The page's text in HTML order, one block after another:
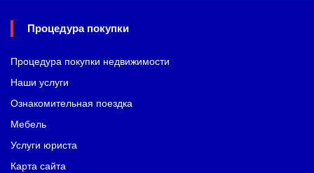
Процедура покупки
Процедура покупки недвижимости
Наши услуги
Ознакомительная поездка
Мебель
Услуги юриста
Карта сайта